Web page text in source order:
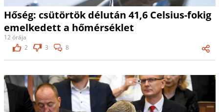
Hőség: csütörtök délután 41,6 Celsius-fokig
emelkedett a hőmérséklet
12 órája
2
3 8